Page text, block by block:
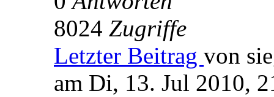
8024 Zugriffe
Letzter Beitrag von
am Di, 13. Jul 2010,